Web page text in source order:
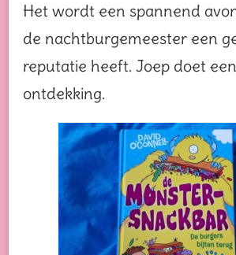
Het wordt een spannend
de nachtburgemeester een
reputatie heeft. Joep doet
ontdekking.